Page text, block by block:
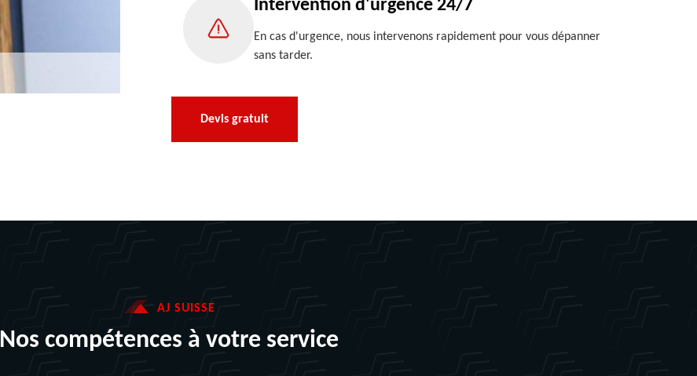
Intervention d'urgence 24/7
En cas d'urgence, nous intervenons rapidement pour vous dépanner
sans tarder.
Devis gratuit
AJ SUISSE
Nos compétences à votre service